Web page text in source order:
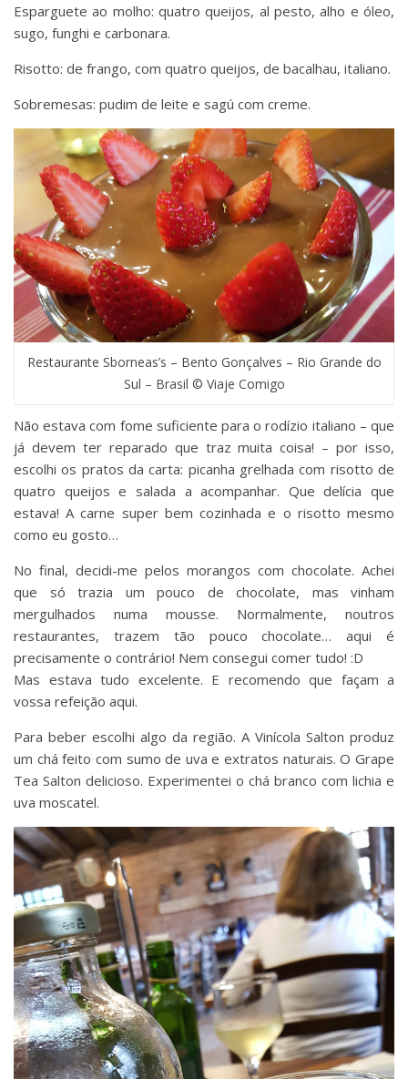
Esparguete ao molho: quatro queijos, al pesto, alho e óleo,
sugo, funghi e carbonara.
Risotto: de frango, com quatro queijos, de bacalhau, italiano.
Sobremesas: pudim de leite e sagú com creme.
Restaurante Sborneas’s – Bento Gonçalves – Rio Grande do
Sul – Brasil © Viaje Comigo
Não estava com fome suficiente para o rodízio italiano – que
já devem ter reparado que traz muita coisa! – por isso,
escolhi os pratos da carta: picanha grelhada com risotto de
quatro queijos e salada a acompanhar. Que delícia que
estava! A carne super bem cozinhada e o risotto mesmo
como eu gosto…
No final, decidi-me pelos morangos com chocolate. Achei
que só trazia um pouco de chocolate, mas vinham
mergulhados numa mousse. Normalmente, noutros
restaurantes, trazem tão pouco chocolate… aqui é
precisamente o contrário! Nem consegui comer tudo! :D
Mas estava tudo excelente. E recomendo que façam a
vossa refeição aqui.
Para beber escolhi algo da região. A Vinícola Salton produz
um chá feito com sumo de uva e extratos naturais. O Grape
Tea Salton delicioso. Experimentei o chá branco com lichia e
uva moscatel.